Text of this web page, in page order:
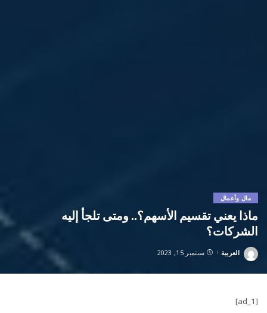
مال وأعمال
ماذا يعني تقسيم الأسهم؟.. ومتى تلجأ إليه
الشركات؟
Posted
العربية سبتمبر 15, 2023
[ad_1]